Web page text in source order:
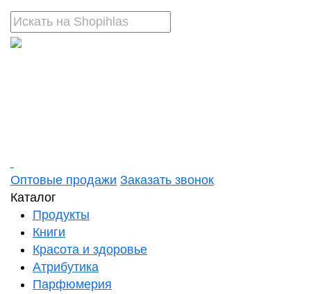
Оптовые продажи Заказать звонок
Каталог
Продукты
Книги
Красота и здоровье
Атрибутика
Парфюмерия